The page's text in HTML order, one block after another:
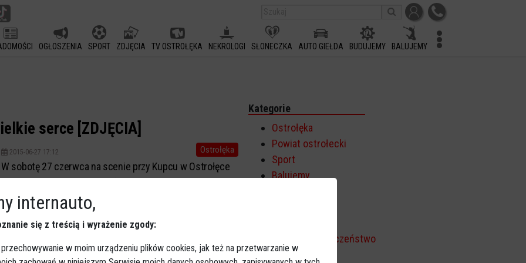
OGŁOSZENIA SPORT ZDJĘCIA TV OSTROŁĘKA NEKROLOGI SŁONECZKA AUTO GIEŁDA BUDUJEMY BALUJEMY
serce [ZDJĘCIA]
Ostrołęka
2015-06-27 17:12
W sobotę 27 czerwca na scenie przy Kupcu w Ostrołęce
ogólnopolskiej akcji oddawania krwi. Projekt organizowany
jest w całej Polsce przez kluby motocyklowe, w Ostrołęce
do pomagania innym przyczynił się klub motocyklowy
Perun. Zobacz zdjęcia z imprezy!
Kategorie
Ostrołęka
Powiat ostrołecki
Sport
Balujemy
Kościół i społeczeństwo
TV Ostrołęka
internauto,
się z treścią i wyrażenie zgody:
w moim urządzeniu plików cookies, jak też na przetwarzanie w